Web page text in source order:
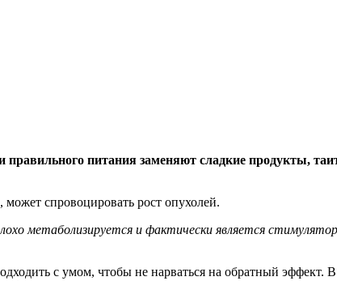
правильного питания заменяют сладкие продукты,
может спровоцировать рост опухолей.
метаболизируется и фактически является
с умом, чтобы не нарваться на обратный эффект. В